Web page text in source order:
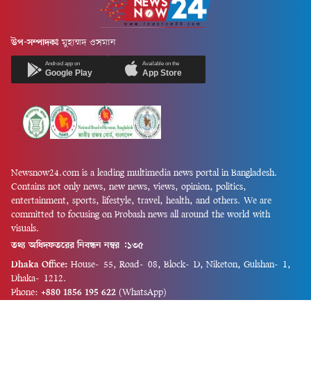
উপ-সম্পাদকঃ মুহাম্মদ ওসমান
Android app on
Google Play
Available on the
App Store
Newsnow24.com is a leading multimedia news portal in Bangladesh.
Contains not only news, new news, views, opinion, politics,
entertainment, sports, lifestyle, travel, health, and others. We are
committed to focusing on Probash news all around the world with
visuals.
তথ্য অধিদফতরের নিবন্ধন নম্বর :১৩৫
Dhaka Office: House-55, Road-08, Block-D, Niketon, Gulshan-1,
Dhaka-1212.
Phone: +880 1856 195 622 (WhatsApp)